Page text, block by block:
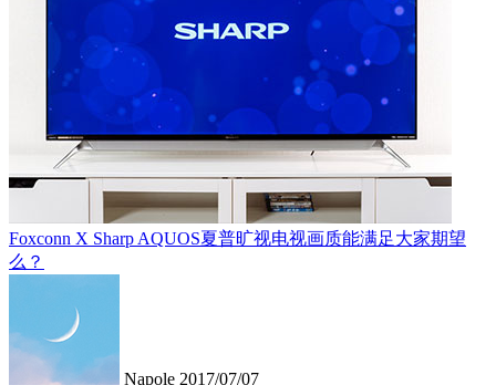
Foxconn X Sharp AQUOS夏普旷视电视画质能满足大家期望
么？
Napole 2017/07/07